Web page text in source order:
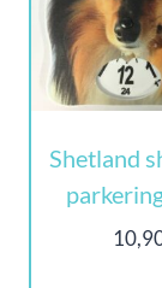
Shetland